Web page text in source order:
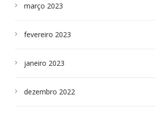
março 2023
fevereiro 2023
janeiro 2023
dezembro 2022